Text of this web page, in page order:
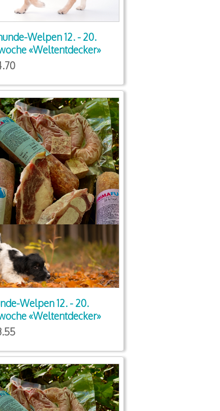
Welpen 12. - 20.
«Weltentdecker»
Welpen 12. - 20.
«Weltentdecker»